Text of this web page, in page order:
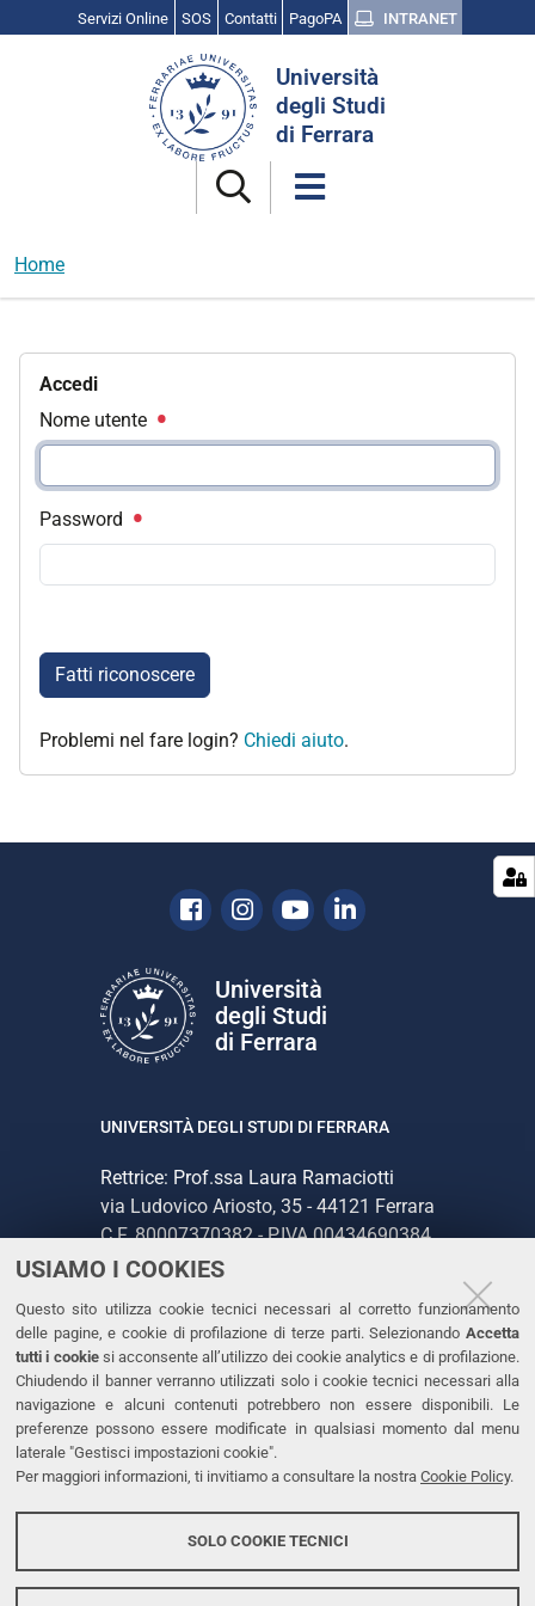
USIAMO I COOKIES
Questo sito utilizza cookie tecnici necessari al corretto funzionamento
delle pagine, e cookie di profilazione di terze parti. Selezionando Accetta
tutti i cookiesi acconsente all’utilizzo dei cookie analytics e di profilazione.
Chiudendo il banner verranno utilizzati solo i cookie tecnici necessari alla
navigazione e alcuni contenuti potrebbero non essere disponibili. Le
preferenze possono essere modificate in qualsiasi momento dal menu
laterale "Gestisci impostazioni cookie".
Per maggiori informazioni, ti invitiamo a consultare la nostra Cookie Policy.
SOLO COOKIE TECNICI
Servizi Online SOS Contatti PagoPA INTRANET
Università
degli Studi
di Ferrara
Home
Accedi
Nome utente
Password
Fatti riconoscere
Problemi nel fare login? Chiedi aiuto.
Facebook
Instagram
YoutubeLinkedin
Università
degli Studi
di Ferrara
UNIVERSITÀ DEGLI STUDI DI FERRARA
Rettrice: Prof.ssa Laura Ramaciotti
via Ludovico Ariosto, 35 - 44121 Ferrara
C.F. 80007370382 - P.IVA 00434690384
CONTATTI
Tel. +39 0532 293111
Fax. +39 0532 293031
PEC
LINKS
Accessibilità
Protezione dati personali